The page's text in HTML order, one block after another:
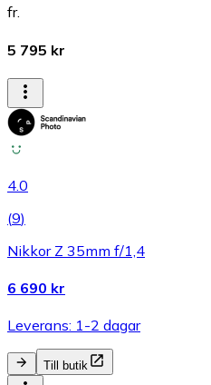
fr.
5 795 kr
4.0
(9)
Nikkor Z 35mm f/1,4
6 690 kr
Leverans: 1-2 dagar
Till butik